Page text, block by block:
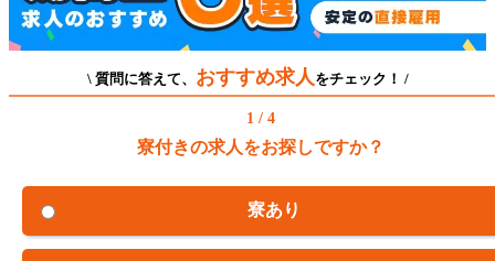
\ 質問に答えて、 おすすめ求人 をチェック！ /
1 / 4
寮付きの求人をお探しですか？
寮あり